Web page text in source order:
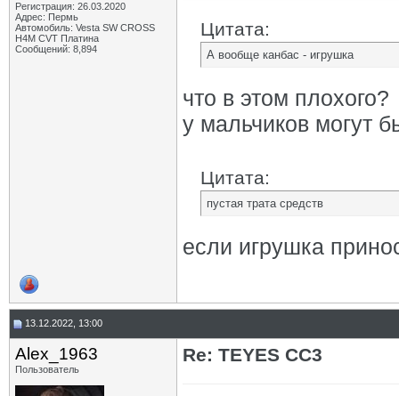
Регистрация: 26.03.2020
Адрес: Пермь
Автомобиль: Vesta SW CROSS
H4M CVT Платина
Сообщений: 8,894
Цитата:
А вообще канбас - игрушка
что в этом плохого?
у мальчиков могут
Цитата:
пустая трата средств
если игрушка
13.12.2022, 13:00
Alex_1963
Пользователь
Re: TEYES CC3